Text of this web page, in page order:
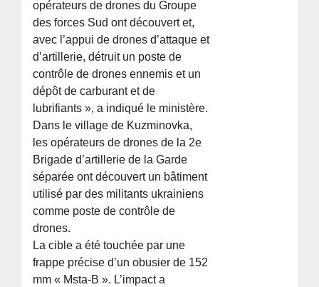
opérateurs de drones du Groupe
des forces Sud ont découvert et,
avec l’appui de drones d’attaque et
d’artillerie, détruit un poste de
contrôle de drones ennemis et un
dépôt de carburant et de
lubrifiants », a indiqué le ministère.
Dans le village de Kuzminovka,
les opérateurs de drones de la 2e
Brigade d’artillerie de la Garde
séparée ont découvert un bâtiment
utilisé par des militants ukrainiens
comme poste de contrôle de
drones.
La cible a été touchée par une
frappe précise d’un obusier de 152
mm « Msta-B ». L’impact a